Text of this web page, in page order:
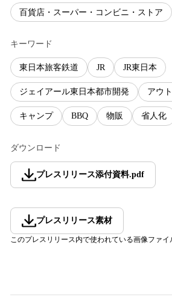
百貨店・スーパー・コンビニ・ストア
キーワード
東日本旅客鉄道 JR JR東日本
ジェイアール東日本都市開発 アウ
キャンプ BBQ 物販 省人化
ダウンロード
プレスリリース添付資料.pdf
プレスリリース素材
このプレスリリース内で使われている画像ファ